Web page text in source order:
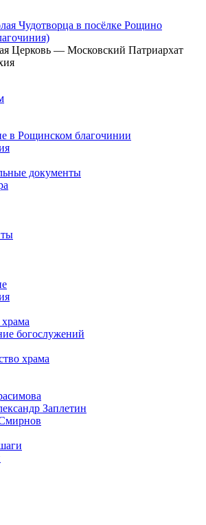
Чудотворца в посёлке Рощино
Церковь — Московский Патриархат
в Рощинском благочинии
документы
богослужений
храма
Заплетин